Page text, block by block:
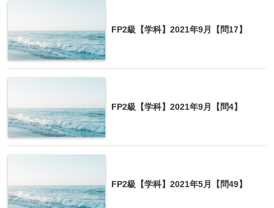
勤務先
運転免許証の記号番号
契約年月日
貸付の金額
貸付の残高
総量規制の所外契約、例外契約に該当する場合かどう
FP2級【学科】2021年9月【問17】
FP2級【学科】2021年9月【問4】
FP2級【学科】2021年5月【問49】